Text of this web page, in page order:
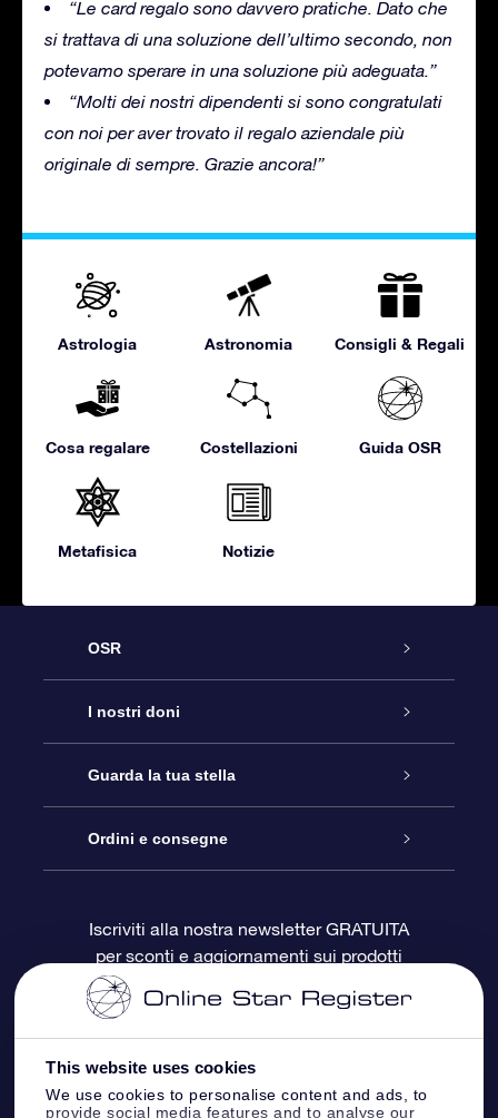
This website uses cookies
We use cookies to personalise content and ads, to
provide social media features and to analyse our
“Le card regalo sono davvero pratiche. Dato che
si trattava di una soluzione dell’ultimo secondo, non
potevamo sperare in una soluzione più adeguata.”
“Molti dei nostri dipendenti si sono congratulati
con noi per aver trovato il regalo aziendale più
originale di sempre. Grazie ancora!”
Astrologia Astronomia Consigli & Regali
Cosa regalare Costellazioni Guida OSR
Metafisica Notizie
OSR
Assistenza
Contattaci
Blog
OSR Recensioni
I nostri doni
Online Star Gift
Pacchetto regalo OSR
Gift Card OSR
Doni aziendali
Guarda la tua stella
Registro stellare
Star Page personalizzata
One Million Stars
OSR Starsaver
Ordini e consegne
Informazioni di Pagamento
Politica di reso
Iscriviti alla nostra newsletter GRATUITA
per sconti e aggiornamenti sui prodotti